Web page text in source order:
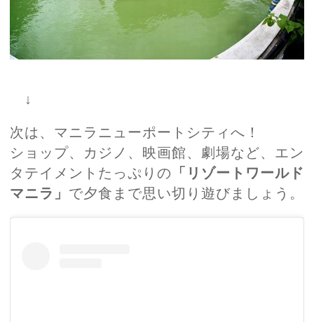
↓
次は、マニラニューポートシティへ！
ショップ、カジノ、映画館、劇場など、エン
タテイメントたっぷりの 「リゾートワールド
マニラ」 で夕食まで思い切り遊びましょう。